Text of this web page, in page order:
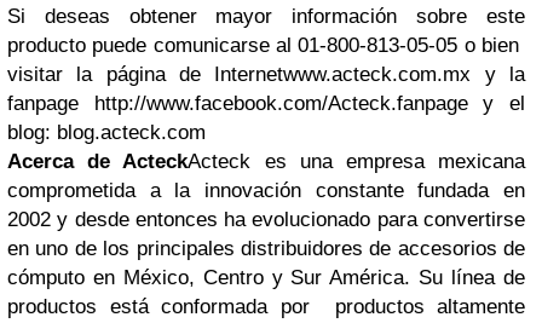
Si deseas obtener mayor información sobre este
producto puede comunicarse al 01-800-813-05-05 o bien
visitar la página de Internetwww.acteck.com.mx y la
fanpage http://www.facebook.com/Acteck.fanpagey el
blog: blog.acteck.com
Acerca de ActeckActeck es una empresa mexicana
comprometida a la innovación constante fundada en
2002 y desde entonces ha evolucionado para convertirse
en uno de los principales distribuidores de accesorios de
cómputo en México, Centro y Sur América. Su línea de
productos está conformada por productos altamente